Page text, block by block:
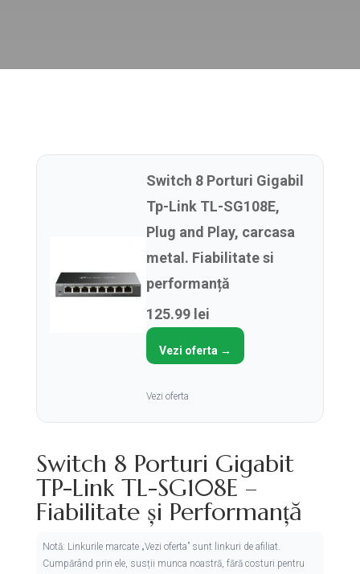
Switch 8 Porturi Gigabil
Tp-Link TL-SG108E,
Plug and Play, carcasa
metal. Fiabilitate si
performanță
125.99 lei
Vezi oferta →
Vezi oferta
Switch 8 Porturi Gigabit
TP-Link TL-SG108E –
Fiabilitate și Performanță
Notă: Linkurile marcate „Vezi oferta” sunt linkuri de afiliat.
Cumpărând prin ele, susții munca noastră, fără costuri pentru